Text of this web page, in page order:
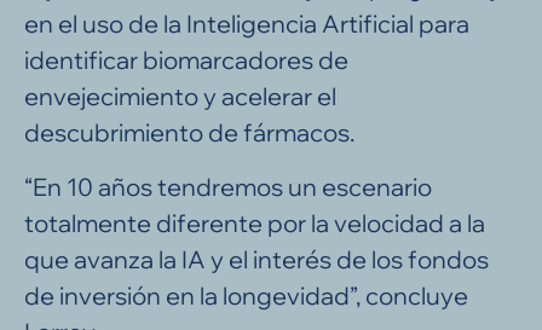
en el uso de la Inteligencia Artificial para
identificar biomarcadores de
envejecimiento y acelerar el
descubrimiento de fármacos.
“En 10 años tendremos un escenario
totalmente diferente por la velocidad a la
que avanza la IA y el interés de los fondos
de inversión en la longevidad”, concluye